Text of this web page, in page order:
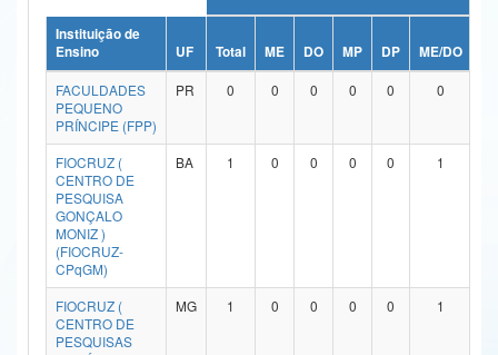
Ministério da Ciência, Tecnologia, Inovações e Comunicações
Ministério do Meio Ambiente
Ministério do Turismo
Ministério do Desenvolvimento Regional
Controladoria-Geral da União
Ministério da Mulher, da Família e dos Direitos Humanos
Secretaria de Governo
Instituição de
Ensino
UF Total ME DO MP DP ME/DO
FACULDADES
PEQUENO
PRÍNCIPE (FPP)
PR 0 0 0 0 0 0
FIOCRUZ (
CENTRO DE
PESQUISA
GONÇALO
MONIZ )
(FIOCRUZ-
CPqGM)
BA 1 0 0 0 0 1
FIOCRUZ (
CENTRO DE
PESQUISAS
MG 1 0 0 0 0 1